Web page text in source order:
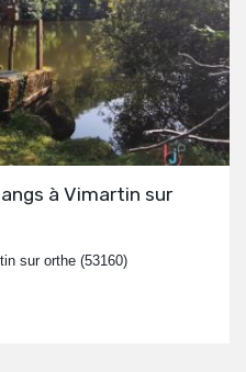
à Vimartin sur
sur orthe (53160)